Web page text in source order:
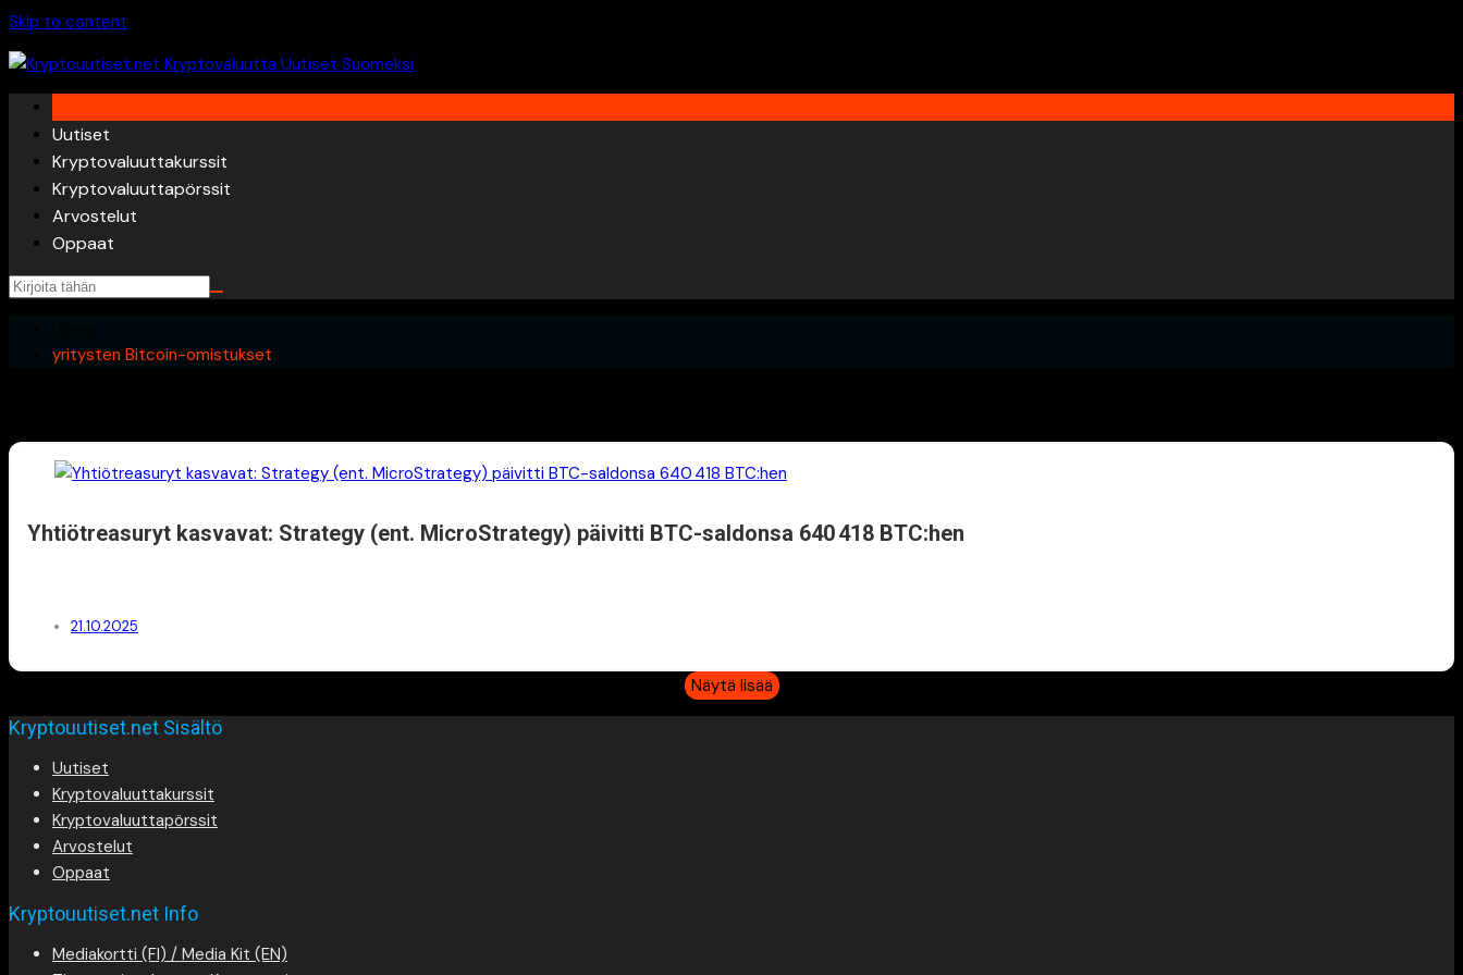
Skip to content
Uutiset
Kryptovaluuttakurssit
Kryptovaluuttapörssit
Arvostelut
Oppaat
yritysten Bitcoin-omistukset
Yhtiötreasuryt kasvavat: Strategy (ent. MicroStrategy) päivitti BTC-saldonsa 640 418 BTC:hen
21.10.2025
Näytä lisää
Kryptouutiset.net Sisältö
Uutiset
Kryptovaluuttakurssit
Kryptovaluuttapörssit
Arvostelut
Oppaat
Kryptouutiset.net Info
Mediakortti (FI) / Media Kit (EN)